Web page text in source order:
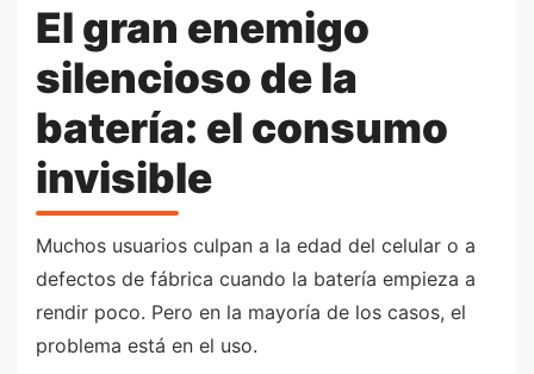
El gran enemigo
silencioso de la
batería: el consumo
invisible
Muchos usuarios culpan a la edad del celular o a
defectos de fábrica cuando la batería empieza a
rendir poco. Pero en la mayoría de los casos, el
problema está en el uso.